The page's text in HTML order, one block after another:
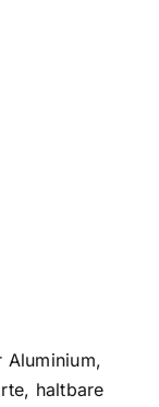
Aluminium,
haltbare